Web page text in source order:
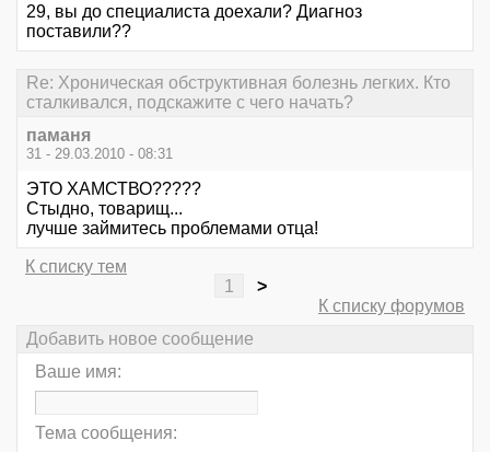
29, вы до специалиста доехали? Диагноз
поставили??
Re: Хроническая обструктивная болезнь легких. Кто
сталкивался, подскажите с чего начать?
паманя
31 - 29.03.2010 - 08:31
ЭТО ХАМСТВО?????
Стыдно, товарищ...
лучше займитесь проблемами отца!
К списку тем
1
>
К списку форумов
Добавить новое сообщение
Ваше имя:
Тема сообщения: